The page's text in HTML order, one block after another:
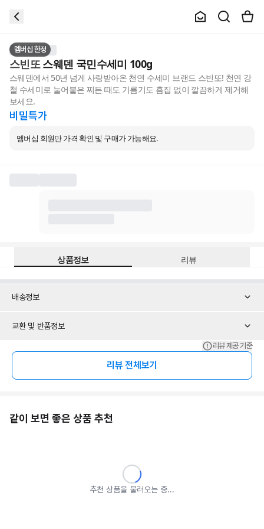
멤버십 한정
스빈또 스웨덴 국민수세미 100g
스웨덴에서 50년 넘게 사랑받아온 천연 수세미 브랜드 스빈또! 천연 강
철 수세미로 눌어붙은 찌든 때도 기름기도 흠집 없이 깔끔하게 제거해
보세요.
비밀특가
멤버십 회원만 가격 확인 및 구매가 가능해요.
상품정보 리뷰
배송정보
교환 및 반품정보
리뷰 제공 기준
리뷰 전체보기
같이 보면 좋은 상품 추천
추천 상품을 불러오는 중...